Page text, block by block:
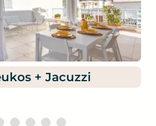
+ Jacuzzi